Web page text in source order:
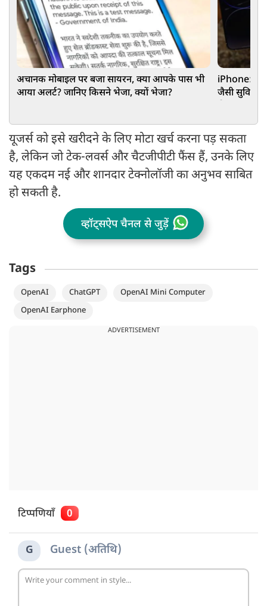
अचानक मोबाइल पर बजा सायरन, क्या आपके पास भी
आया अलर्ट? जानिए किसने भेजा, क्यों भेजा?
iPhone: AI
जैसी
यूजर्स को इसे खरीदने के लिए मोटा खर्च करना पड़ सकता
है, लेकिन जो टेक-लवर्स और चैटजीपीटी फैंस हैं, उनके लिए
यह एकदम नई और शानदार टेक्नोलॉजी का अनुभव साबित
हो सकती है.
व्हॉट्सऐप चैनल से जुड़ें
Tags
OpenAI ChatGPT
OpenAI Mini Computer
OpenAI Earphone
ADVERTISEMENT
टिप्पणियाँ 0
G Guest (अतिथि)